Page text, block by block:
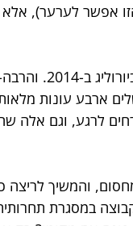
אפשר לערער),
מהם השלים ארבע
לרגע, וגם אלה
והמשיך לריצה